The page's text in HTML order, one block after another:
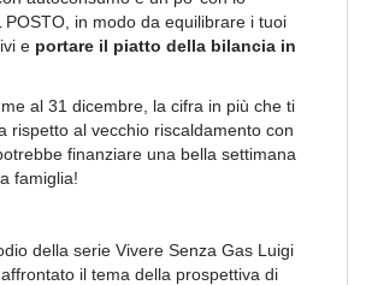
POSTO, in modo da equilibrare i tuoi
e portare il piatto della bilancia in
al 31 dicembre, la cifra in più che ti
rispetto al vecchio riscaldamento con
finanziare una bella settimana
famiglia!
della serie Vivere Senza Gas Luigi
il tema della prospettiva di